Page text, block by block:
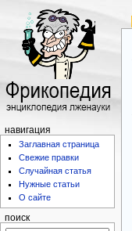
навигация
Заглавная страница
Свежие правки
Случайная статья
Нужные статьи
О сайте
поиск